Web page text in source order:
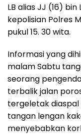
LB alias JJ (16)
kepolisian Polres
pukul 15. 30 wita.
Informasi yang
malam Sabtu
seorang
terbalik jalan
tergeletak
tangan lengan
menyebabkan